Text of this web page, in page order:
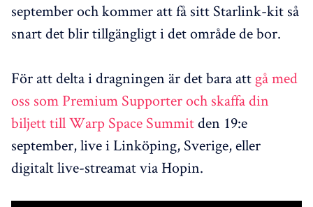
september och kommer att få sitt Starlink-kit så
snart det blir tillgängligt i det område de bor.
För att delta i dragningen är det bara att gå med
oss ​​som Premium Supporter och skaffa din
biljett till Warp Space Summitden 19:e
september, live i Linköping, Sverige, eller
digitalt live-streamat via Hopin.